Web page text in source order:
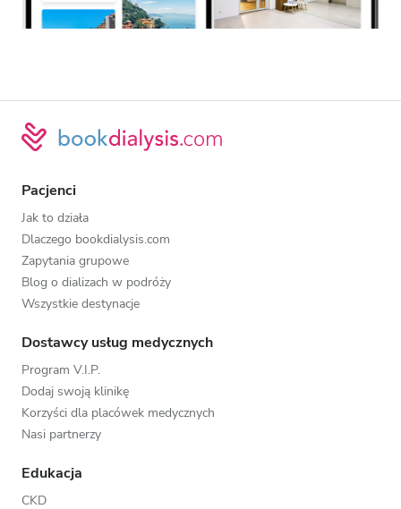
Pacjenci
Jak to działa
Dlaczego bookdialysis.com
Zapytania grupowe
Blog o dializach w podróży
Wszystkie destynacje
Dostawcy usług medycznych
Program V.I.P.
Dodaj swoją klinikę
Korzyści dla placówek medycznych
Nasi partnerzy
Edukacja
CKD